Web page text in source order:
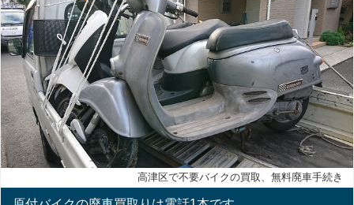
高津区で不要バイクの買取、無料廃車手続き